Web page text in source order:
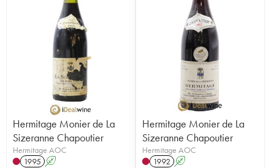
Hermitage Monier de La
Sizeranne Chapoutier
Hermitage AOC
1995 A
Hermitage Monier de La
Sizeranne Chapoutier
Hermitage AOC
1992 A